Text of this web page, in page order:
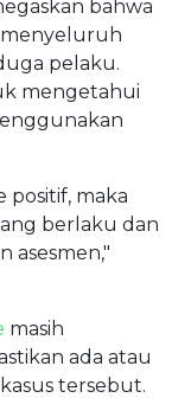
bahwa
menyeluruh
pelaku.
mengetahui
positif, maka
berlaku dan
asesmen,"
masih
ada atau
tersebut.